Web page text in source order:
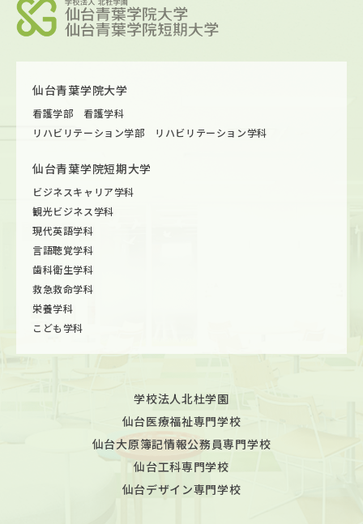
仙台青葉学院大学
看護学部 看護学科
リハビリテーション学部 リハビリテーション学科
仙台青葉学院短期大学
ビジネスキャリア学科
観光ビジネス学科
現代英語学科
言語聴覚学科
歯科衛生学科
救急救命学科
栄養学科
こども学科
学校法人北杜学園
仙台医療福祉専門学校
仙台大原簿記情報公務員専門学校
仙台工科専門学校
仙台デザイン専門学校